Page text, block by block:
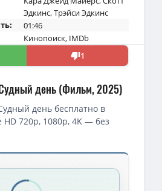
Эдкинс,Трэйси Эдкинс
01:46
Кинопоиск, IMDb
1
день (Фильм, 2025)
день бесплатно в
720p, 1080p, 4K — без
день / Day of Reckoning (2025)
/ Day of Reckoning (Шон Сильва